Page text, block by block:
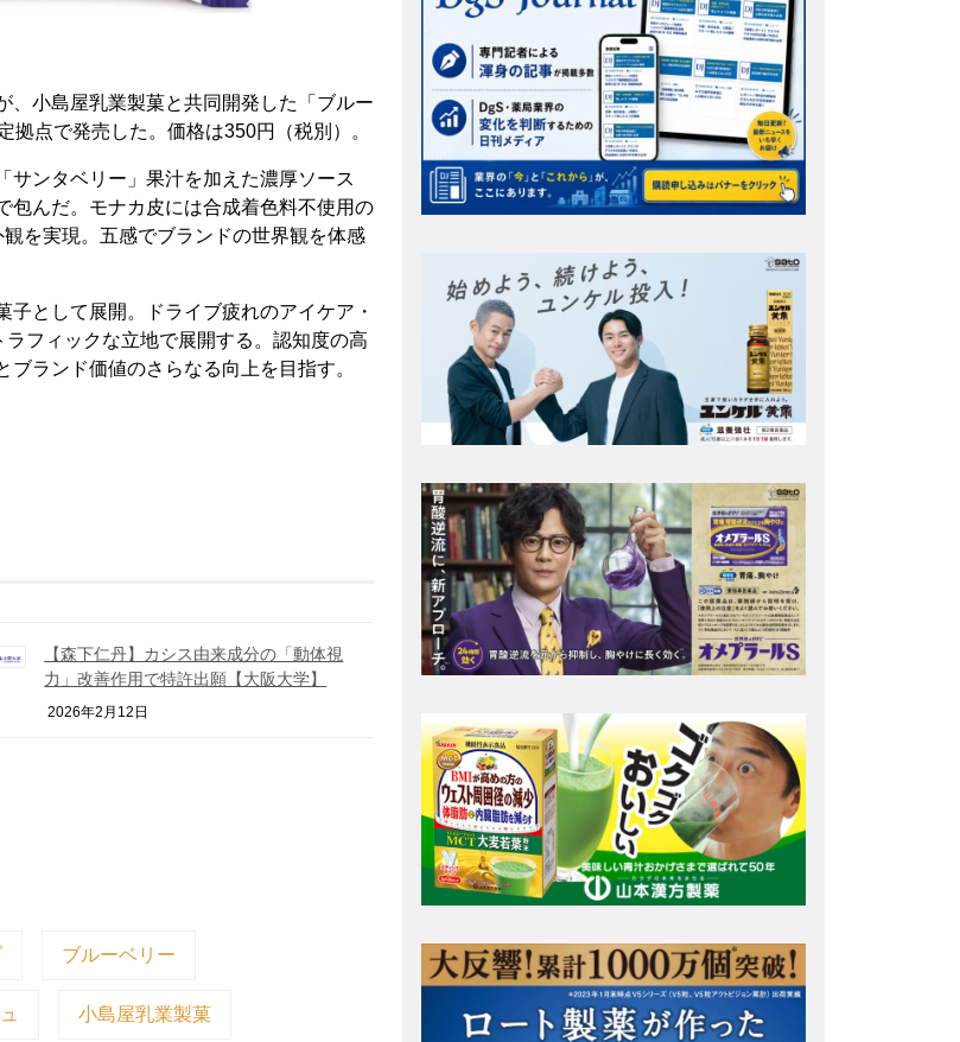
、小島屋乳業製菓と共同開発した「ブルー
点で発売した。価格は350円（税別）。
サンタベリー」果汁を加えた濃厚ソース
包んだ。モナカ皮には合成着色料不使用の
を実現。五感でブランドの世界観を体感
として展開。ドライブ疲れのアイケア・
フィックな立地で展開する。認知度の高
ランド価値のさらなる向上を目指す。
【森下仁丹】カシス由来成分の「動体視
力」改善作用で特許出願【大阪大学】
2026年2月12日
ブルーベリー
小島屋乳業製菓